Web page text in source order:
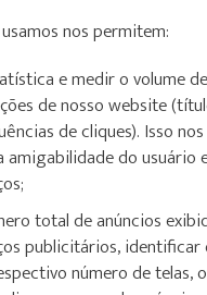
nos permitem:
e medir o volume
de nosso website
de cliques). Isso
amigabilidade do usuário
total de anúncios
publicitários, identificar
número de telas,